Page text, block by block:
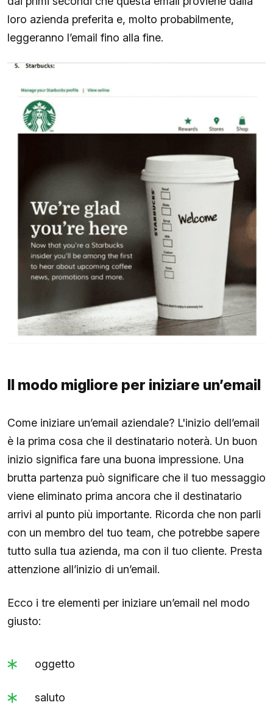
loro azienda preferita e, molto probabilmente,
leggeranno l’email fino alla fine.
Il modo migliore per iniziare un’email
Come iniziare un’email aziendale? L'inizio dell’email
è la prima cosa che il destinatario noterà. Un buon
inizio significa fare una buona impressione. Una
brutta partenza può significare che il tuo messaggio
viene eliminato prima ancora che il destinatario
arrivi al punto più importante. Ricorda che non parli
con un membro del tuo team, che potrebbe sapere
tutto sulla tua azienda, ma con il tuo cliente. Presta
attenzione all’inizio di un’email.
Ecco i tre elementi per iniziare un’email nel modo
giusto:
oggetto
saluto